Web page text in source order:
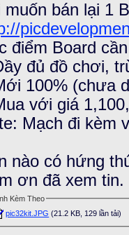
muốn bán lại 1
điểm Board
đủ đồ chơi,
100% (chưa
với giá
Mạch đi kèm
nào có hứng
ơn đã xem tin.
Kèm Theo
pic32kit.JPG (21.2 KB, 129 lần tải)